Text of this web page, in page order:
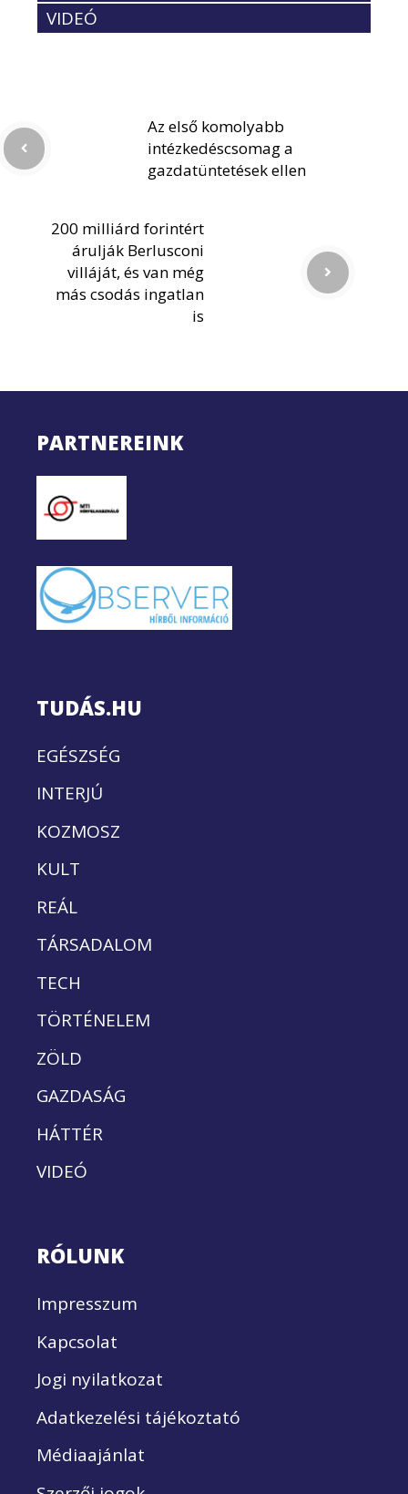
VIDEÓ
Az első komolyabb
intézkedéscsomag a
gazdatüntetések ellen
200 milliárd forintért
árulják Berlusconi
villáját, és van még
más csodás ingatlan
is
PARTNEREINK
TUDÁS.HU
EGÉSZSÉG
INTERJÚ
KOZMOSZ
KULT
REÁL
TÁRSADALOM
TECH
TÖRTÉNELEM
ZÖLD
GAZDASÁG
HÁTTÉR
VIDEÓ
RÓLUNK
Impresszum
Kapcsolat
Jogi nyilatkozat
Adatkezelési tájékoztató
Médiaajánlat